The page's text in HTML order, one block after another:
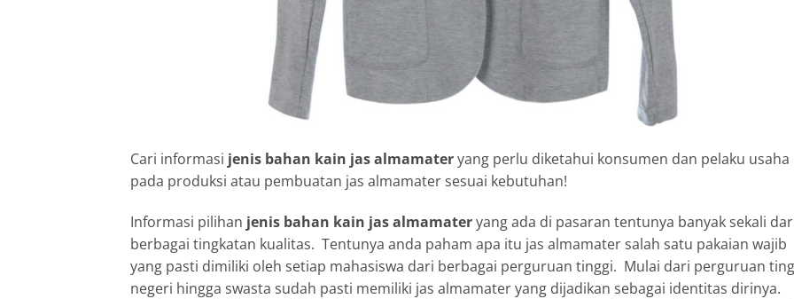
Cari informasi jenis bahan kain jas almamateryang perlu diketahui konsumen dan pelaku usaha
pada produksi atau pembuatan jas almamater sesuai kebutuhan!
Informasi pilihan jenis bahan kain jas almamateryang ada di pasaran tentunya banyak sekali
berbagai tingkatan kualitas. Tentunya anda paham apa itu jas almamater salah satu pakaian wajib
yang pasti dimiliki oleh setiap mahasiswa dari berbagai perguruan tinggi. Mulai dari perguruan
negeri hingga swasta sudah pasti memiliki jas almamater yang dijadikan sebagai identitas dirinya.